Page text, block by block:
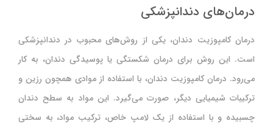
درمان‌های دندانپزشکی
درمان کامپوزیت دندان، یکی از روش‌های محبوب در دندانپزشکی
است. این روش برای درمان شکستگی یا پوسیدگی دندان، به کار
می‌رود. درمان کامپوزیت دندان، با استفاده از موادی همچون رزین و
ترکیبات شیمیایی دیگر، صورت می‌گیرد. این مواد به سطح دندان
چسبیده و با استفاده از یک لامپ خاص، ترکیب مواد، به سختی